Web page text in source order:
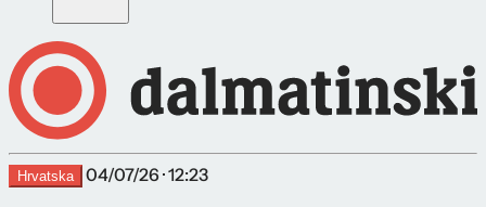
Hrvatska 04/07/26 · 12:23